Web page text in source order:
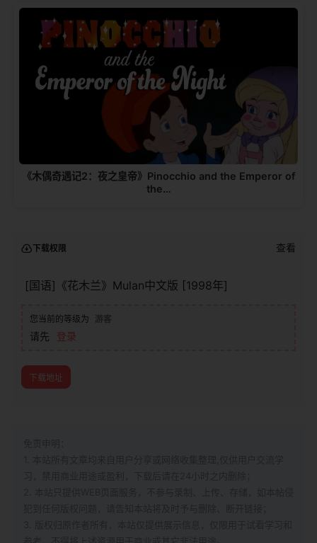
《木偶奇遇记2：夜之皇帝》Pinocchio and the Emperor of
the…
下载权限 查看
[国语]《花木兰》Mulan中文版 [1998年]
您当前的等级为 游客
请先 登录
下载地址